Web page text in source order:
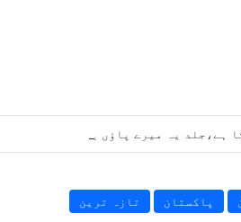
پاکستان تازہ ترین